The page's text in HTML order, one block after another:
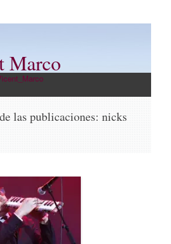
Marco
las publicaciones: nicks